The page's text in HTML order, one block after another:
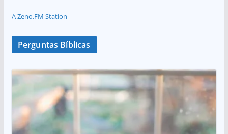
A Zeno.FM Station
Perguntas Bíblicas